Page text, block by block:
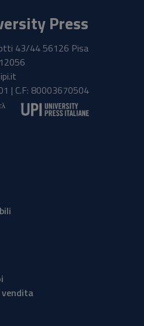
Press
43/44 56126 Pisa
| C.F: 80003670504